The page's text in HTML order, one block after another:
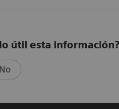
útil esta información?
No